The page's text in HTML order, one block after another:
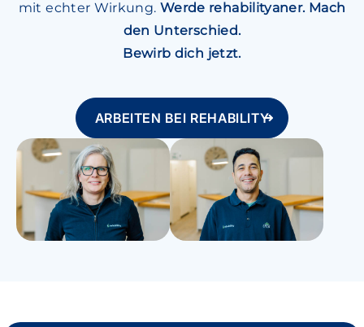
mit echter Wirkung. Werde rehabilityaner. Mach
den Unterschied.
Bewirb dich jetzt.
ARBEITEN BEI REHABILITY